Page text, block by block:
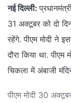
नई दिल्ली:
31 अक्टूबर को दो
रहेंगे. पीएम मोदी ने
दौरा किया था.
चिकला में अंबाजी
पीएम मोदी 30